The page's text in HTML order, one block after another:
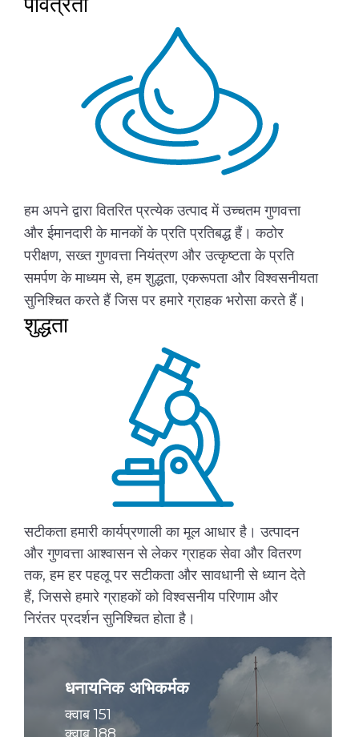
हम अपने द्वारा वितरित प्रत्येक उत्पाद में उच्चतम गुणवत्ता
और ईमानदारी के मानकों के प्रति प्रतिबद्ध हैं। कठोर
परीक्षण, सख्त गुणवत्ता नियंत्रण और उत्कृष्टता के प्रति
समर्पण के माध्यम से, हम शुद्धता, एकरूपता और विश्वसनीयता
सुनिश्चित करते हैं जिस पर हमारे ग्राहक भरोसा करते हैं।
शुद्धता
सटीकता हमारी कार्यप्रणाली का मूल आधार है। उत्पादन
और गुणवत्ता आश्वासन से लेकर ग्राहक सेवा और वितरण
तक, हम हर पहलू पर सटीकता और सावधानी से ध्यान देते
हैं, जिससे हमारे ग्राहकों को विश्वसनीय परिणाम और
निरंतर प्रदर्शन सुनिश्चित होता है।
धनायनिक अभिकर्मक
क्वाब 151